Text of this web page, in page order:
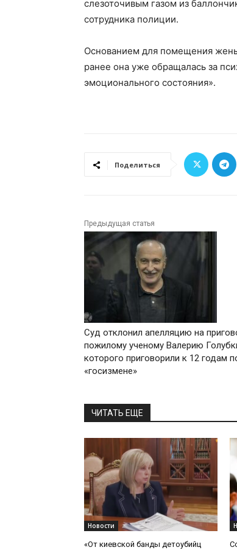
слезоточивым газом из
сотрудника полиции.
Основанием для помещения
ранее она уже обращалась за
эмоционального состояния».
Поделиться
Предыдущая статья
Суд отклонил апелляцию на
пожилому ученому Валерию
которого приговорили к 12 годам
«госизмене»
ЧИТАТЬ ЕЩЕ
Новости
«От киевской банды детоубийц